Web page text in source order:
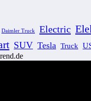
Daimler Truck Electric
SUV Tesla Truck